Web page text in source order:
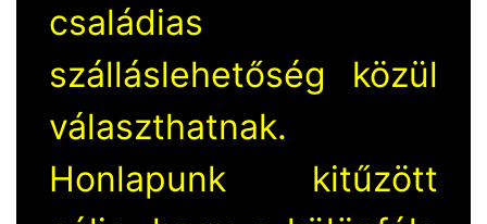
családias
szálláslehetőség közül
választhatnak.
Honlapunk kitűzött